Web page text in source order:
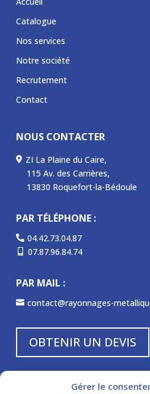
Gérer le
Catalogue
Nos services
Notre société
Recrutement
Contact
NOUS CONTACTER
 ZI La Plaine du Caire,
115 Av. des Carrières,
13830 Roquefort-la-Bédoule
PAR TÉLÉPHONE :
 04.42.73.04.87
 07.87.96.84.74
PAR MAIL :
 contact@rayonnages-
OBTENIR UN DEVIS
NOS HORAIRES :